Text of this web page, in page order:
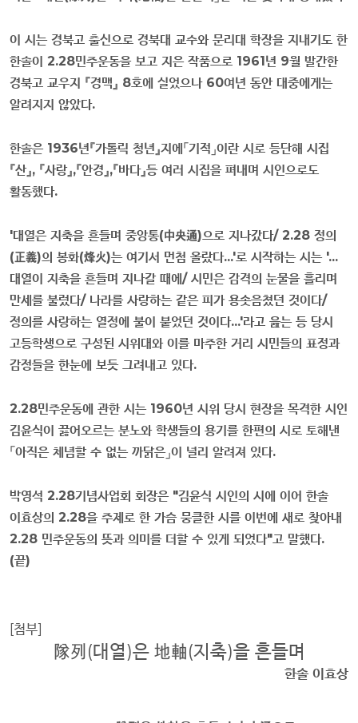
이 시는 경북고 출신으로 경북대 교수와 문리대 학장을 지내기도 한
한솔이 2.28민주운동을 보고 지은 작품으로 1961 년 9월 발간한
경북고 교우지 『경맥 』 8호에 실었으나 60여년 동안 대중에게는
알려지지 않았다.
한솔은 1936년『가톨릭 청년 』지에 「기적 」이란 시로 등단해 시집
『산』, 『사랑』,『안경 』,『바다』등 여러 시집을 펴내며 시인으로도
활동했다.
'대열은 지축을 흔들며 중앙통(中央通)으로 지나갔다/ 2.28 정의
(正義)의 봉화(烽火)는 여기서 먼첨 올랐다...'로 시작하는 시는 '...
대열이 지축을 흔들며 지나갈 때에 / 시민은 감격의 눈물을 흘리며
만세를 불렀다/ 나라를 사랑하는 같은 피가 용솟음쳤던 것이다/
정의를 사랑하는 열정에 불이 붙었던 것이다...'라고 읊는 등 당시
고등학생으로 구성된 시위대와 이를 마주한 거리 시민들의 표정과
감정들을 한눈에 보듯 그려내고 있다.
2.28민주운동에 관한 시는 1960년 시위 당시 현장을 목격한 시인
김윤식이 끓어오르는 분노와 학생들의 용기를 한편의 시로 토해낸
「아직은 체념할 수 없는 까닭은」이 널리 알려져 있다.
박영석 2.28기념사업회 회장은 "김윤식 시인의 시에 이어 한솔
이효상의 2.28을 주제로 한 가슴 뭉클한 시를 이번에 새로 찾아내
2.28 민주운동의 뜻과 의미를 더할 수 있게 되었다"고 말했다.
(끝)
[첨부]
隊列(대열)은 地軸(지축)을 흔들며
한솔 이효상